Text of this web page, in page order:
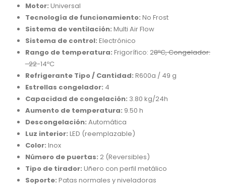
Motor: Universal
Tecnología de funcionamiento: No Frost
Sistema de ventilación: Multi Air Flow
Sistema de control: Electrónico
Rango de temperatura: Frigorífico: 28ºC, Congelador:
-22-14ºC
Refrigerante Tipo / Cantidad: R600a / 49 g
Estrellas congelador: 4
Capacidad de congelación: 3.80 kg/24h
Aumento de temperatura: 9.50 h
Descongelación: Automática
Luz interior: LED (reemplazable)
Color: Inox
Número de puertas: 2 (Reversibles)
Tipo de tirador: Uñero con perfil metálico
Soporte: Patas normales y niveladoras